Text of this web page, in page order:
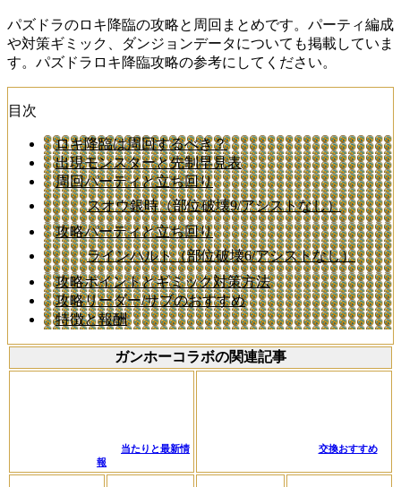
パズドラのロキ降臨の攻略と周回まとめです。パーティ編成
や対策ギミック、ダンジョンデータについても掲載していま
す。パズドラロキ降臨攻略の参考にしてください。
目次
ロキ降臨は周回するべき？
出現モンスターと先制早見表
周回パーティと立ち回り
スオウ銀時（部位破壊9/アシストなし）
攻略パーティと立ち回り
ラインハルト（部位破壊6/アシストなし）
攻略ポイントとギミック対策方法
攻略リーダー/サブのおすすめ
特徴と報酬
ガンホーコラボの関連記事
当たりと最新情
報
交換おすすめ